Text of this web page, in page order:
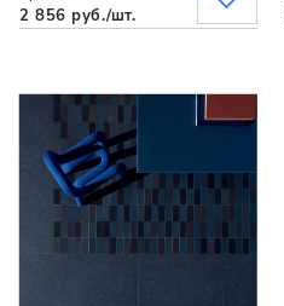
2 856 руб./шт.